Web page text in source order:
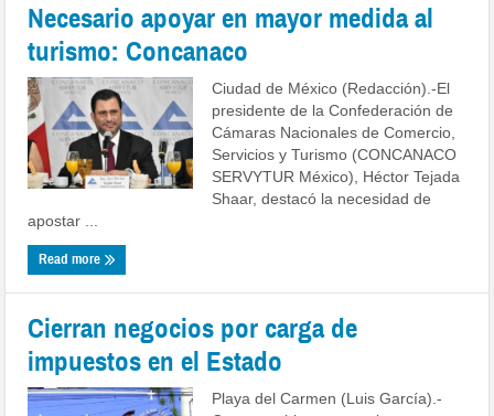
Necesario apoyar en mayor medida al
turismo: Concanaco
Ciudad de México (Redacción).-El
presidente de la Confederación de
Cámaras Nacionales de Comercio,
Servicios y Turismo (CONCANACO
SERVYTUR México), Héctor Tejada
Shaar, destacó la necesidad de
apostar ...
Read more
Cierran negocios por carga de
impuestos en el Estado
Playa del Carmen (Luis García).-